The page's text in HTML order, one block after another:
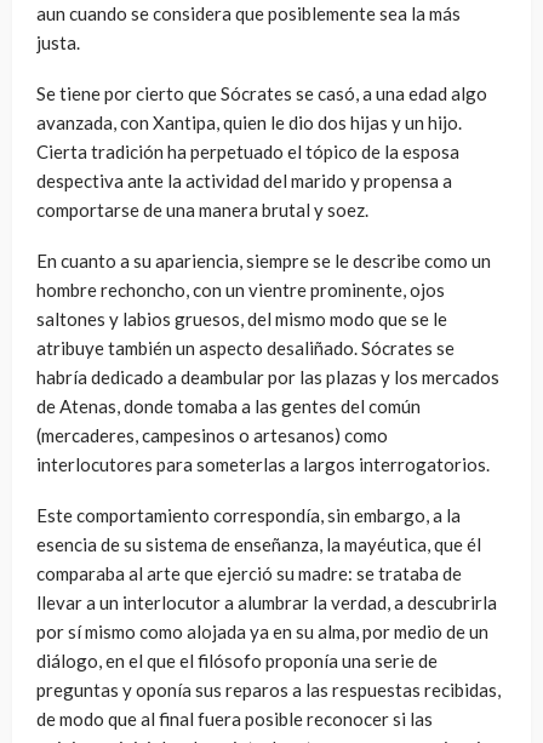
aun cuando se considera que posiblemente sea la más
justa.
Se tiene por cierto que Sócrates se casó, a una edad algo
avanzada, con Xantipa, quien le dio dos hijas y un hijo.
Cierta tradición ha perpetuado el tópico de la esposa
despectiva ante la actividad del marido y propensa a
comportarse de una manera brutal y soez.
En cuanto a su apariencia, siempre se le describe como un
hombre rechoncho, con un vientre prominente, ojos
saltones y labios gruesos, del mismo modo que se le
atribuye también un aspecto desaliñado. Sócrates se
habría dedicado a deambular por las plazas y los mercados
de Atenas, donde tomaba a las gentes del común
(mercaderes, campesinos o artesanos) como
interlocutores para someterlas a largos interrogatorios.
Este comportamiento correspondía, sin embargo, a la
esencia de su sistema de enseñanza, la mayéutica, que él
comparaba al arte que ejerció su madre: se trataba de
llevar a un interlocutor a alumbrar la verdad, a descubrirla
por sí mismo como alojada ya en su alma, por medio de un
diálogo, en el que el filósofo proponía una serie de
preguntas y oponía sus reparos a las respuestas recibidas,
de modo que al final fuera posible reconocer si las